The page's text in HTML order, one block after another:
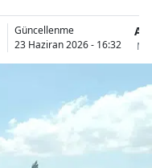
Güncellenme
23 Haziran 2026 - 16:32